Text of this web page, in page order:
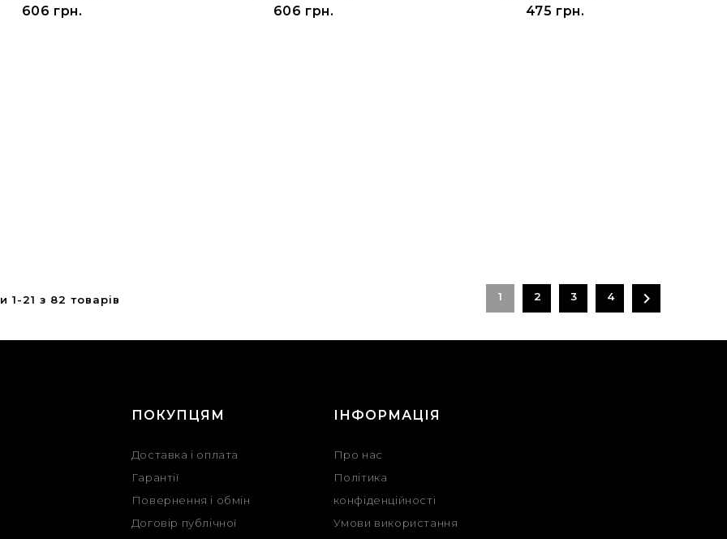
606 грн. 606 грн. 475 грн.
1-21 з 82 товарів 1 2 3 4 
ПОКУПЦЯМ
Доставка і оплата
Гарантії
Повернення і обмін
Договір публічної
ІНФОРМАЦІЯ
Про нас
Політика
конфіденційності
Умови використання